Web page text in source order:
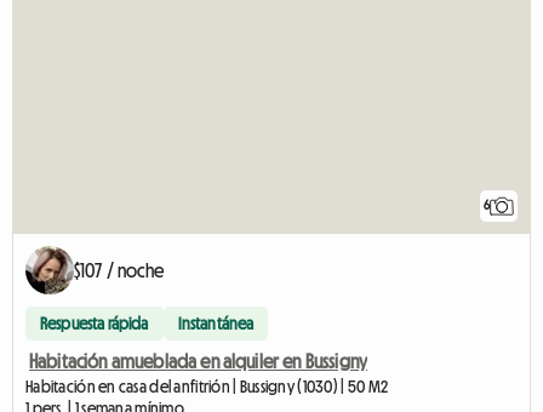
6
$107 / noche
Respuesta rápida Instantánea
Habitación amueblada en alquiler en Bussigny
Habitación en casa del anfitrión | Bussigny (1030) | 50 M2